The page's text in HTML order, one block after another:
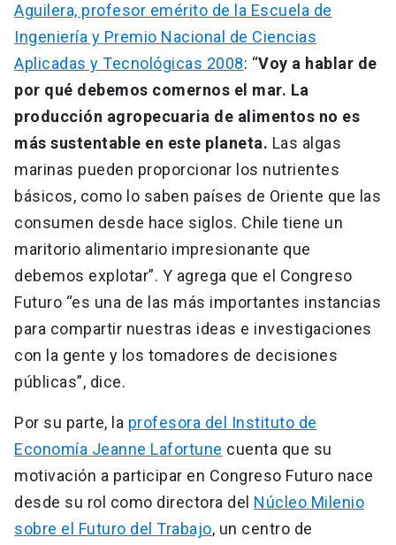
Aguilera, profesor emérito de la Escuela de
Ingeniería y Premio Nacional de Ciencias
Aplicadas y Tecnológicas 2008: “Voy a hablar de
por qué debemos comernos el mar. La
producción agropecuaria de alimentos no es
más sustentable en este planeta. Las algas
marinas pueden proporcionar los nutrientes
básicos, como lo saben países de Oriente que las
consumen desde hace siglos. Chile tiene un
maritorio alimentario impresionante que
debemos explotar”. Y agrega que el Congreso
Futuro “es una de las más importantes instancias
para compartir nuestras ideas e investigaciones
con la gente y los tomadores de decisiones
públicas”, dice.
Por su parte, la profesora del Instituto de
Economía Jeanne Lafortune cuenta que su
motivación a participar en Congreso Futuro nace
desde su rol como directora del Núcleo Milenio
sobre el Futuro del Trabajo, un centro de